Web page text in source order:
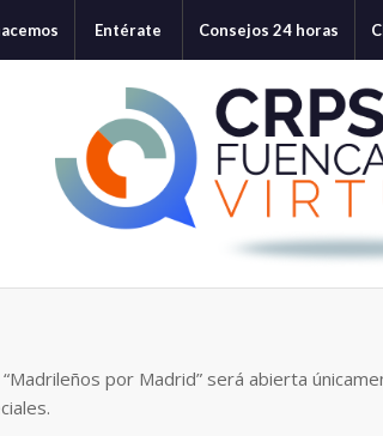
Entérate Consejos 24 horas
por Madrid” será abierta